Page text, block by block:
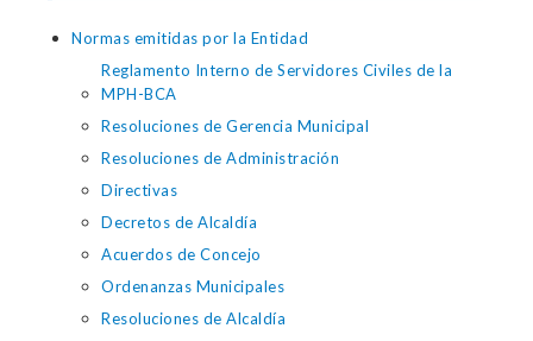
Normas emitidas por la Entidad
Reglamento Interno de Servidores Civiles de la
MPH-BCA
Resoluciones de Gerencia Municipal
Resoluciones de Administración
Directivas
Decretos de Alcaldía
Acuerdos de Concejo
Ordenanzas Municipales
Resoluciones de Alcaldía